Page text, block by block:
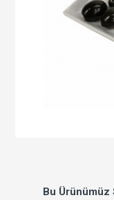
Bu Ürünümüz